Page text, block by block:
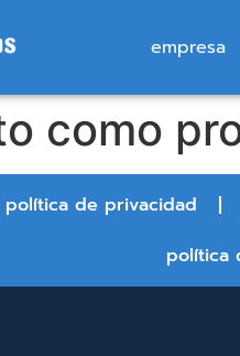
empresa
como
política de privacidad
política